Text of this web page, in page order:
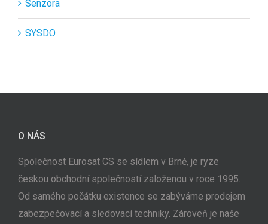
Senzora
SYSDO
O NÁS
Společnost Eurosat CS se sídlem v Brně, je ryze
českou obchodní společností založenou v roce 1995.
Od samého počátku existence se zabýváme prodejem
zabezpečovací a sledovací techniky. Zároveň je naše